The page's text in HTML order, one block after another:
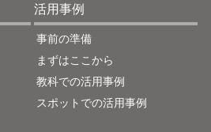
活用事例
事前の準備
まずはここから
教科での活用事例
スポットでの活用事例